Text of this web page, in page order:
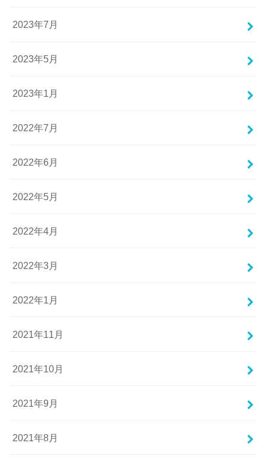
2023年7月
2023年5月
2023年1月
2022年7月
2022年6月
2022年5月
2022年4月
2022年3月
2022年1月
2021年11月
2021年10月
2021年9月
2021年8月